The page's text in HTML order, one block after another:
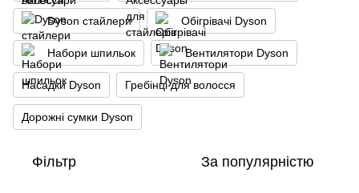
Dyson стайлери Обігрівачі Dyson
Набори шпильок Вентилятори Dyson
Насадки Dyson Гребінці для волосся
Дорожні сумки Dyson
Фільтр За популярністю